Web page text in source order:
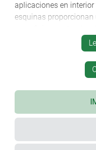
aplicaciones en interior
esquinas
Caja de aspecto
Dos formas
sujección por
Las bridas
paredes, techos,